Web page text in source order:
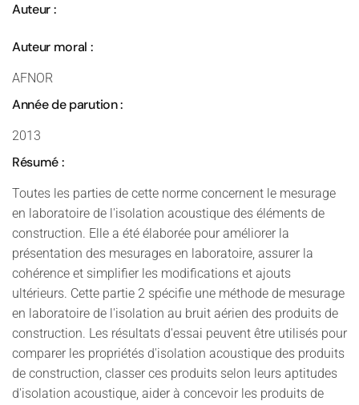
Auteur :
Auteur moral :
AFNOR
Année de parution :
2013
Résumé :
Toutes les parties de cette norme concernent le mesurage
en laboratoire de l'isolation acoustique des éléments de
construction. Elle a été élaborée pour améliorer la
présentation des mesurages en laboratoire, assurer la
cohérence et simplifier les modifications et ajouts
ultérieurs. Cette partie 2 spécifie une méthode de mesurage
en laboratoire de l'isolation au bruit aérien des produits de
construction. Les résultats d'essai peuvent être utilisés pour
comparer les propriétés d'isolation acoustique des produits
de construction, classer ces produits selon leurs aptitudes
d'isolation acoustique, aider à concevoir les produits de